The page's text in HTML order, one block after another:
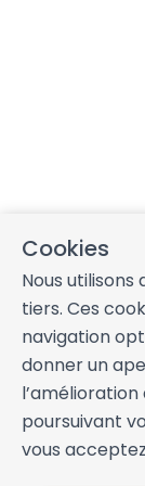
Cookies
Nous utilisons
tiers. Ces
navigation
donner un
l’amélioration
poursuivant
vous
et
Livret de
chefs à
Livret
nautique,